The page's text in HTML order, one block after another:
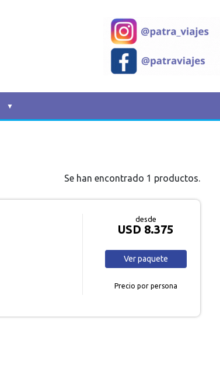
Se han encontrado 1 productos.
desde
USD 8.375
Verpaquete
Precio por persona